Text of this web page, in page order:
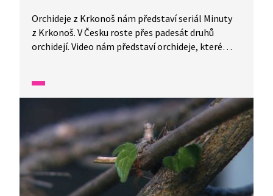
Orchideje z Krkonoš nám představí seriál Minuty
z Krkonoš. V Česku roste přes padesát druhů
orchidejí. Video nám představí orchideje, které